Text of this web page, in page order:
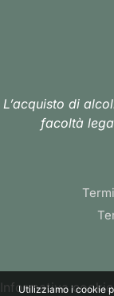
L’acquisto di
facoltà
Informativa cookie
Utilizziamo i cookie